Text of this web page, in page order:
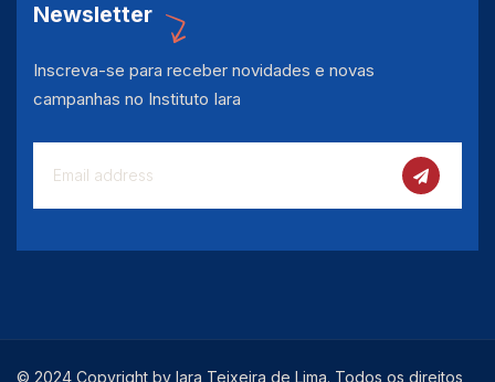
Newsletter
Inscreva-se para receber novidades e novas
campanhas no Instituto Iara
© 2024 Copyright by Iara Teixeira de Lima. Todos os direitos